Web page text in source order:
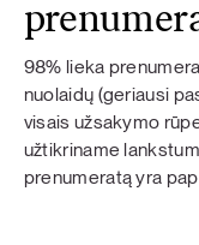
98% lieka
nuolaidų (geriausi
visais užsakymo
užtikriname
prenumeratą yra